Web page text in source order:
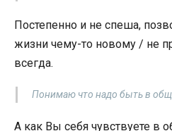
Постепенно и не спеша,
жизни чему-то новому / не
всегда.
Понимаю что надо быть в
А как Вы себя чувствуете в